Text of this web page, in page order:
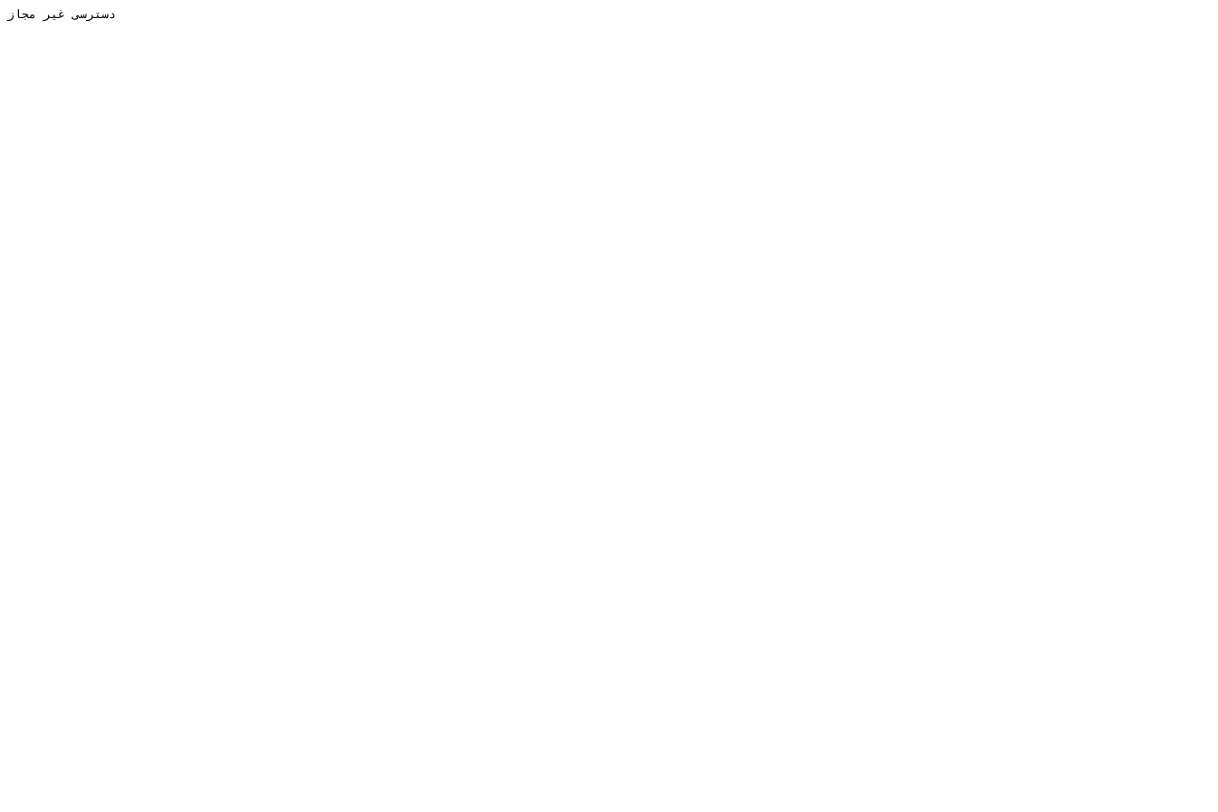
دسترسی غیر مجاز